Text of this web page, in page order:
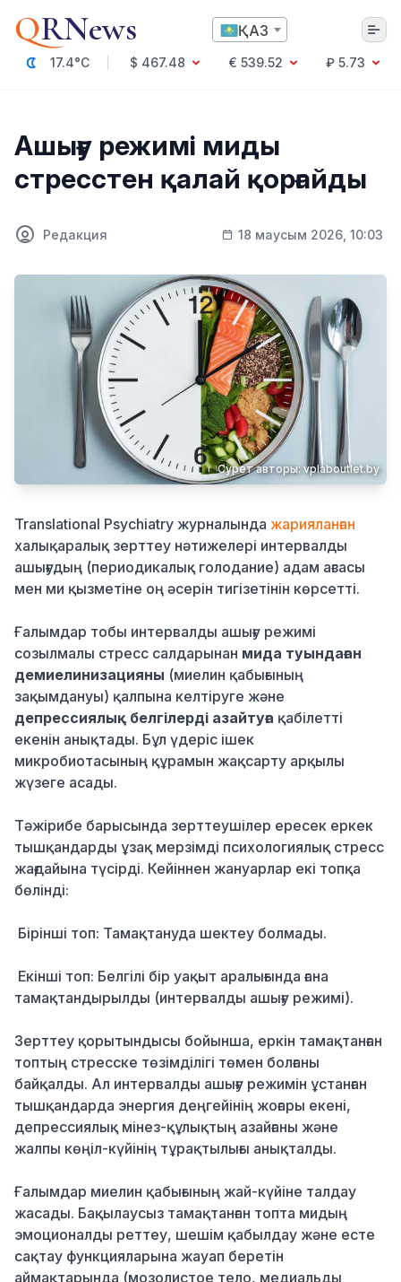
QRNews ҚАЗ
17.4°C $ 467.48 € 539.52
₽ 5.73
Технология
Әлемде
Білім және Ғылым
Ашығу режимі миды
стресстен қалай қорғайды
Редакция 18 маусым 2026, 10:03
Сурет авторы: vplaboutlet.by
Translational Psychiatry журналында жарияланған
халықаралық зерттеу нәтижелері интервалды
ашығудың (периодикалық голодание) адам ағзасы
мен ми қызметіне оң әсерін тигізетінін көрсетті.
Ғалымдар тобы интервалды ашығу режимі
созылмалы стресс салдарынан мида туындаған
демиелинизацияны (миелин қабығының
зақымдануы) қалпына келтіруге және
депрессиялық белгілерді азайтуға қабілетті
екенін анықтады. Бұл үдеріс ішек
микробиотасының құрамын жақсарту арқылы
жүзеге асады.
Тәжірибе барысында зерттеушілер ересек еркек
тышқандарды ұзақ мерзімді психологиялық стресс
жағдайына түсірді. Кейіннен жануарлар екі топқа
бөлінді:
Бірінші топ: Тамақтануда шектеу болмады.
Екінші топ: Белгілі бір уақыт аралығында ғана
тамақтандырылды (интервалды ашығу режимі).
Зерттеу қорытындысы бойынша, еркін тамақтанған
топтың стресске төзімділігі төмен болғаны
байқалды. Ал интервалды ашығу режимін ұстанған
тышқандарда энергия деңгейінің жоғары екені,
депрессиялық мінез-құлықтың азайғаны және
жалпы көңіл-күйінің тұрақтылығы анықталды.
Ғалымдар миелин қабығының жай-күйіне талдау
жасады. Бақылаусыз тамақтанған топта мидың
эмоционалды реттеу, шешім қабылдау және есте
сақтау функцияларына жауап беретін
аймақтарында (мозолистое тело, медиальды